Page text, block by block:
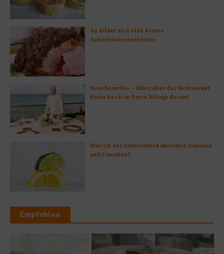
So bildet sich eine krosse
Schweinebratenkruste
Beachcomber – Alles über das Restaurant
Heinz Beck im Forte Village Resort
Was ist der Unterschied zwischen Limonen
und Limetten?
Empfohlen